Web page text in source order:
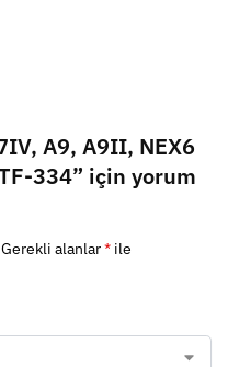
A9, A9II, NEX6
334” için yorum
Gerekli alanlar* ile